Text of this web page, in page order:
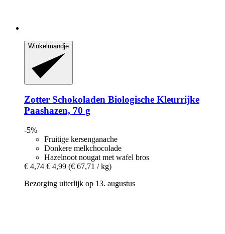
Winkelmandje
Zotter Schokoladen Biologische Kleurrijke
Paashazen, 70 g
-5%
Fruitige kersenganache
Donkere melkchocolade
Hazelnoot nougat met wafel bros
€ 4,74 € 4,99 (€ 67,71 / kg)
Bezorging uiterlijk op 13. augustus